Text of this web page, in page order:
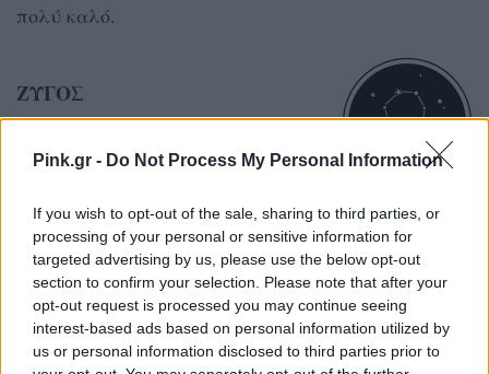
Pink.gr - Do Not Process My Personal Information
If you wish to opt-out of the sale, sharing to third parties, or
processing of your personal or sensitive information for
targeted advertising by us, please use the below opt-out
section to confirm your selection. Please note that after your
opt-out request is processed you may continue seeing
interest-based ads based on personal information utilized by
us or personal information disclosed to third parties prior to
πολύ καλό.
ΖΥΓΟΣ
και να σταματήσεις να κουβαλάς
ξένα προβλήματα.
ΣΚΟΡΠΙΟΣ
Σήμερα το ένστικτό σου είναι